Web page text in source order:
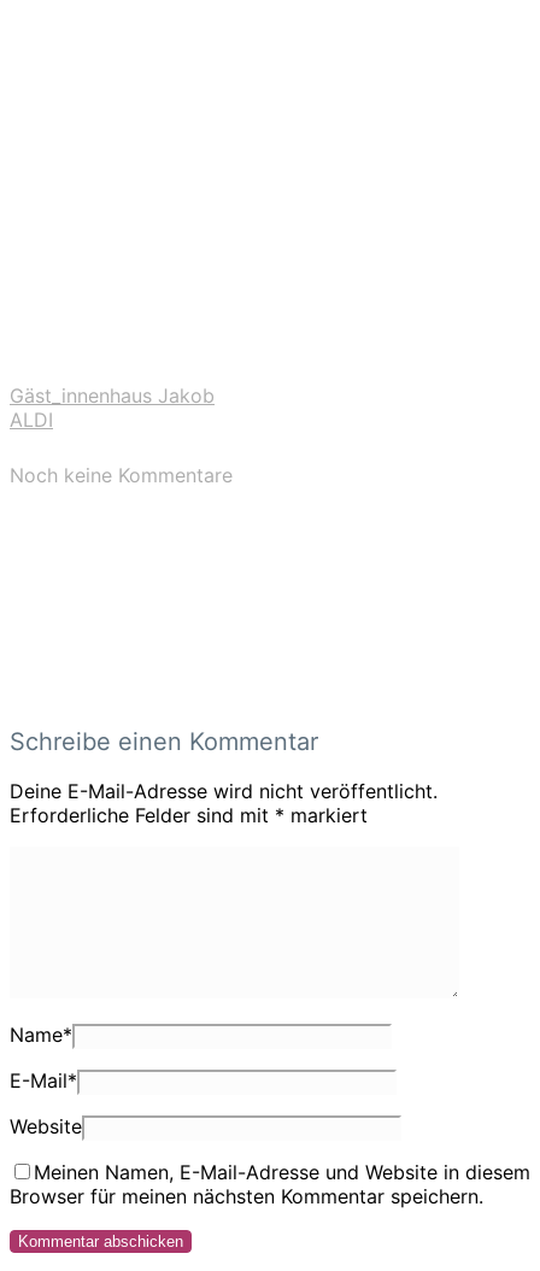
Gäst_innenhaus Jakob
ALDI
Noch keine Kommentare
Schreibe einen Kommentar
Deine E-Mail-Adresse wird nicht veröffentlicht.
Erforderliche Felder sind mit * markiert
Name*
E-Mail*
Website
Meinen Namen, E-Mail-Adresse und Website in diesem
Browser für meinen nächsten Kommentar speichern.